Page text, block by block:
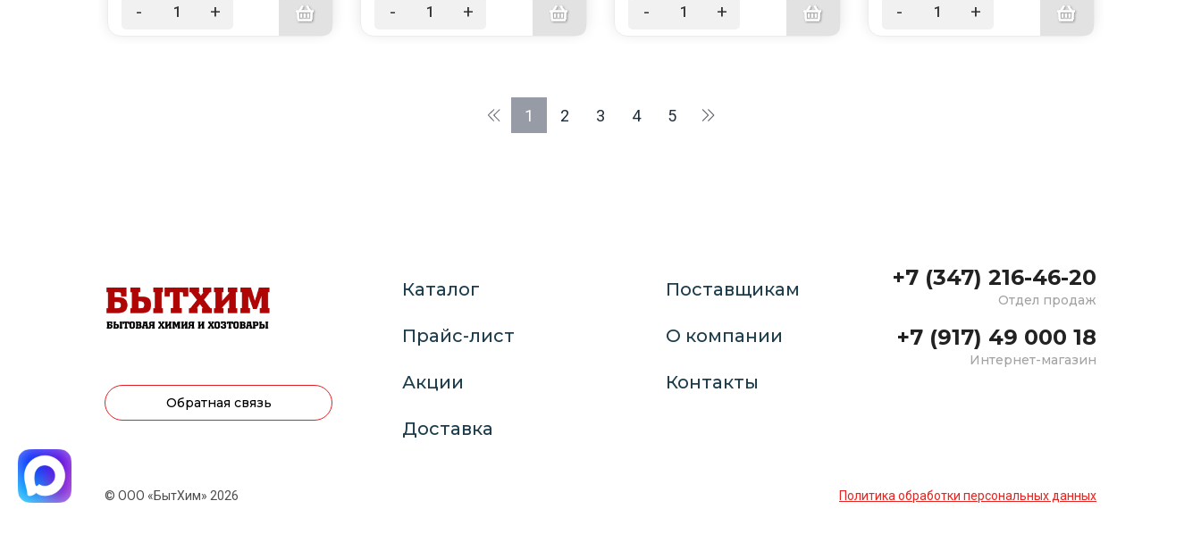
- + - + - + - +
1 2 3 4 5
Обратная связь
Каталог
Прайс-лист
Акции
Доставка
Поставщикам
О компании
Контакты
+7 (347) 216-46-20
Отдел продаж
+7 (917) 49 000 18
Интернет-магазин
© ООО «БытХим» 2026 Политика обработки персональных данных